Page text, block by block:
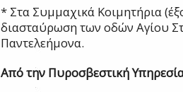
* Στα Συμμαχικά Κοιμητήρια
διασταύρωση των οδών Αγίου
Παντελεήμονα.
Από την Πυροσβεστική